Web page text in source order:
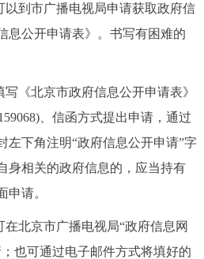
到市广播电视局申请获取政府信
息公开申请表》。书写有困难的
北京市政府信息公开申请表》
、信函方式提出申请，通过
左下角注明“政府信息公开申请”字
身相关的政府信息的，应当持有
申请。
北京市广播电视局“政府信息网
；也可通过电子邮件方式将填好的